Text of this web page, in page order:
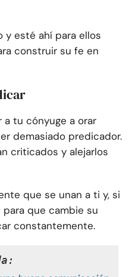
y esté ahí para ellos
construir su fe en
tu cónyuge a orar
demasiado predicador.
criticados y alejarlos
que se unan a ti y, si
que cambie su
constantemente.